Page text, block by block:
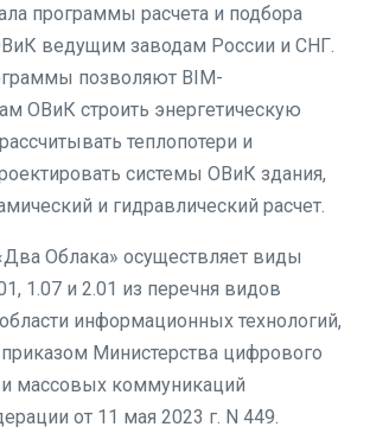
программы расчета и подбора
ведущим заводам России и СНГ.
позволяют BIM-
ОВиК строить энергетическую
теплопотери и
системы ОВиК здания,
и гидравлический расчет.
Облака» осуществляет виды
1.07 и 2.01 из перечня видов
информационных технологий,
Министерства цифрового
и массовых коммуникаций
от 11 мая 2023 г. N 449.